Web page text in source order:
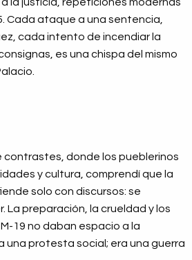
Cada ataque a una sentencia,
cada intento de incendiar la
es una chispa del mismo
contrastes, donde los pueblerinos
y cultura, comprendí que la
solo con discursos: se
La preparación, la crueldad y los
19 no daban espacio a la
una protesta social; era una guerra